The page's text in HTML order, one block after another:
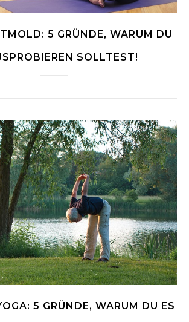
5 GRÜNDE, WARUM DU
SOLLTEST!
5 GRÜNDE, WARUM DU ES